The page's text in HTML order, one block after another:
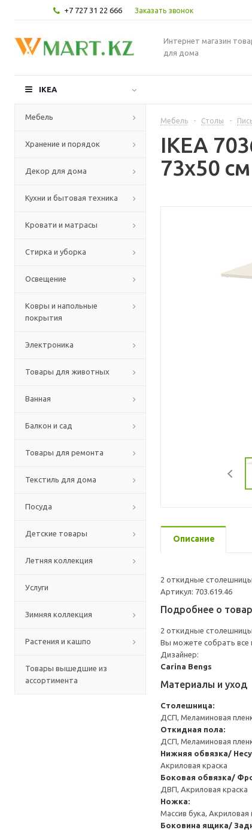
+7 727 31 22 666 Заказать звонок
Интернет магазин
для дома
IKEA
Мебель
Хранение и порядок
Декор для дома
Кухни и бытовая техника
Кровати и матрасы
Стирка и уборка
Освещение
Ковры и напольные
покрытия
Электроника
Товары для животных
Ванная
Балкон и сад
Товары для ремонта
Текстиль для дома
Посуда
Детские товары
Летняя коллекция
Услуги
Зимняя коллекция
Растения и кашпо
Товары вышедшие из
ассортимента
Мебель - Столы -
IKEA
73x50 см
Описание
2 откидные
Артикул: 703.619.46
Подробнее о
2 откидные
Вы можете собрать все
Дизайнер:
Carina Bengs
Материалы и уход
Столешница:
ДСП, Меламиновая
Откидная пола:
ДСП, Меламиновая
Нижняя обвязка/
Акриловая краска
Боковая обвязка/
ДВП, Акриловая краска
Ножка:
Массив бука, Акриловая
Боковина ящика/